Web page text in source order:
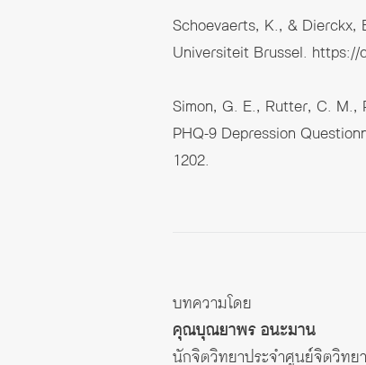
Schoevaerts, K., & Dierckx,
Universiteit Brussel. https://
Simon, G. E., Rutter, C. M.,
PHQ-9 Depression
1202.
บทความโดย
คุณบุณยาพร อนะมาน
นักจิตวิทยาประจำศูนย์จิตวิทย